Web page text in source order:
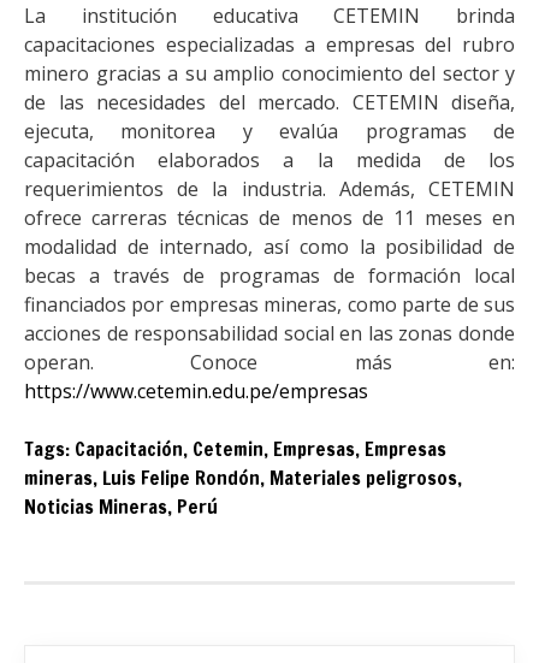
La institución educativa CETEMIN brinda
capacitaciones especializadas a empresas del rubro
minero gracias a su amplio conocimiento del sector y
de las necesidades del mercado. CETEMIN diseña,
ejecuta, monitorea y evalúa programas de
capacitación elaborados a la medida de los
requerimientos de la industria. Además, CETEMIN
ofrece carreras técnicas de menos de 11 meses en
modalidad de internado, así como la posibilidad de
becas a través de programas de formación local
financiados por empresas mineras, como parte de sus
acciones de responsabilidad social en las zonas donde
operan. Conoce más en:
https://www.cetemin.edu.pe/empresas
Tags: Capacitación, Cetemin, Empresas, Empresas
mineras, Luis Felipe Rondón, Materiales peligrosos,
Noticias Mineras, Perú